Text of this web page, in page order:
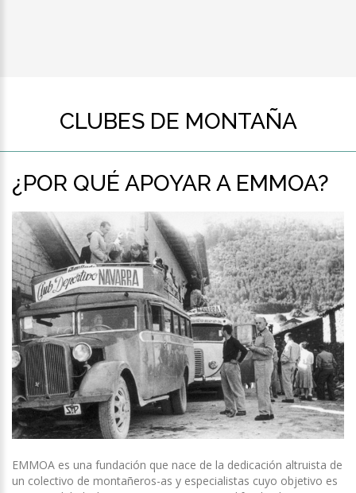
CLUBES DE MONTAÑA
¿POR QUÉ APOYAR A EMMOA?
EMMOA es una fundación que nace de la dedicación altruista de
un colectivo de montañeros-as y especialistas cuyo objetivo es